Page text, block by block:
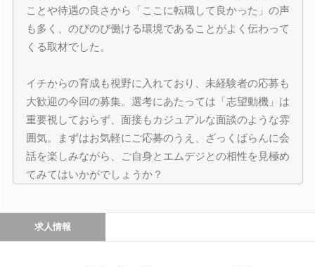
ことや待遇の良さから「ここに転職して良かった」の声
も多く、のびのび働ける環境であることがよく伝わって
くる取材でした。
イチからの育成も視野に入れており、未経験者の応募も
大歓迎の今回の募集。選考にあたっては「志望動機」は
重要視しておらず、面接もカジュアルな面談のような雰
囲気。まずはお気軽にご応募のうえ、ざっくばらんに会
話を楽しみながら、ご自身とエムデジとの相性を見極め
てみてはいかがでしょうか？
求人情報